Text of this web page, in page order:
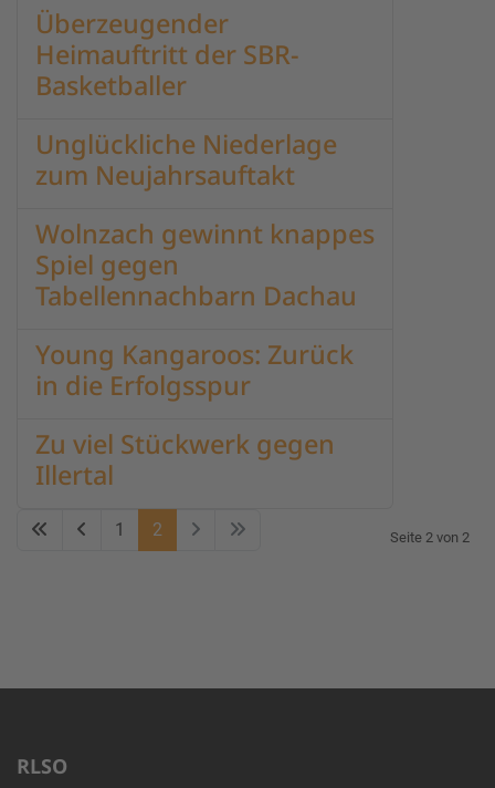
Überzeugender
Heimauftritt der SBR-
Basketballer
Unglückliche Niederlage
zum Neujahrsauftakt
Wolnzach gewinnt knappes
Spiel gegen
Tabellennachbarn Dachau
Young Kangaroos: Zurück
in die Erfolgsspur
Zu viel Stückwerk gegen
Illertal
Seite 2 von 2
1 2
RLSO